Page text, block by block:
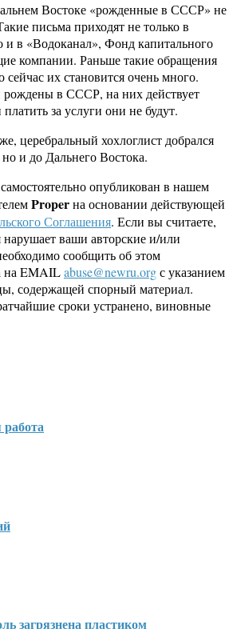
Востоке «рожденные в СССР» не
письма приходят не только в
и в «Водоканал», Фонд капитального
компании. Раньше такие обращения
их становится очень много.
в СССР, на них действует
за услуги они не будут.
церебральный хохлоглист добрался
и до Дальнего Востока.
опубликован в нашем
Properна основании действующей
Соглашения. Если вы считаете,
нарушает ваши авторские и/или
сообщить об этом
на EMAILabuse@newru.orgс указанием
содержащей спорный материал.
сроки устранено, виновные
загрязнена пластиком